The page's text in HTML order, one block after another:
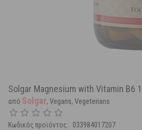
Solgar Magnesium with Vitamin B6
από Solgar, Vegans, Vegeterians
Κωδικός προϊόντος: 033984017207